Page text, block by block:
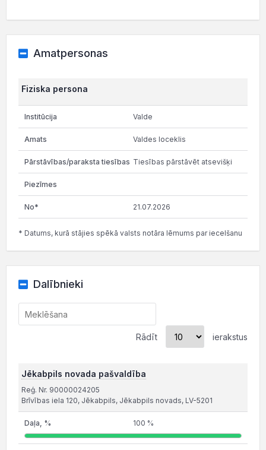
Amatpersonas
Fiziska persona
Valde
Valdes loceklis
Tiesības pārstāvēt atsevišķi
21.07.2026
* Datums, kurā stājies spēkā valsts notāra lēmums par iecelšanu
Dalībnieki
Rādīt ierakstus
Jēkabpils novada pašvaldība
Reģ. Nr. 90000024205
Brīvības iela 120, Jēkabpils, Jēkabpils novads, LV-5201
100 %